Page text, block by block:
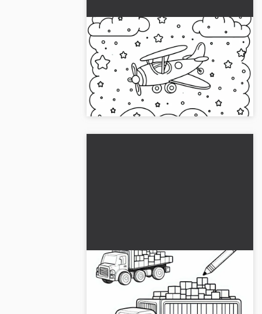
Leikkilento lentää pilvien yllä –
Värityskuva ilmaiseksi
Koe hauskaa leikkikonsolihäikäisystä
pilvien päällä. Lataa se ilmaiseksi ja aloita
maalaaminen jo tänään!...
Leikkiauto lastaa
rakennuspalikoita koriin -
Ilmainen värityssivun malli
Väritä lelurekka rakennuspalikoilla. Lataa